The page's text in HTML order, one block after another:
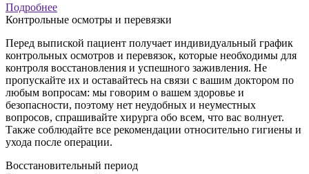
Подробнее
Контрольные осмотры и перевязки
Перед выпиской пациент получает индивидуальный график
контрольных осмотров и перевязок, которые необходимы для
контроля восстановления и успешного заживления. Не
пропускайте их и оставайтесь на связи с вашим доктором по
любым вопросам: мы говорим о вашем здоровье и
безопасности, поэтому нет неудобных и неуместных
вопросов, спрашивайте хирурга обо всем, что вас волнует.
Также соблюдайте все рекомендации относительно гигиены и
ухода после операции.
Восстановительный период